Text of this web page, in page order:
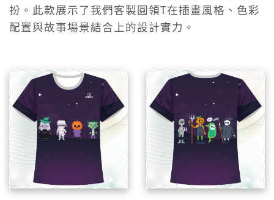
扮。此款展示了我們客製圓領T在插畫風格、色彩
配置與故事場景結合上的設計實力。